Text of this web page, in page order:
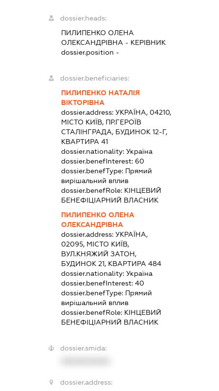
dossier.heads:
ПИЛИПЕНКО ОЛЕНА
ОЛЕКСАНДРІВНА - КЕРІВНИК
dossier.position -
dossier.beneficiaries:
ПИЛИПЕНКО НАТАЛІЯ
ВІКТОРІВНА
dossier.address: УКРАЇНА, 04210,
МІСТО КИЇВ, ПР.ГЕРОЇВ
СТАЛІНГРАДА, БУДИНОК 12-Г,
КВАРТИРА 41
dossier.nationality: Україна
dossier.benefInterest: 60
dossier.benefType: Прямий
вирішальний вплив
dossier.benefRole: КІНЦЕВИЙ
БЕНЕФІЦІАРНИЙ ВЛАСНИК
ПИЛИПЕНКО ОЛЕНА
ОЛЕКСАНДРІВНА
dossier.address: УКРАЇНА,
02095, МІСТО КИЇВ,
ВУЛ.КНЯЖИЙ ЗАТОН,
БУДИНОК 21, КВАРТИРА 484
dossier.nationality: Україна
dossier.benefInterest: 40
dossier.benefType: Прямий
вирішальний вплив
dossier.benefRole: КІНЦЕВИЙ
БЕНЕФІЦІАРНИЙ ВЛАСНИК
dossier.smida:
dossier.address: